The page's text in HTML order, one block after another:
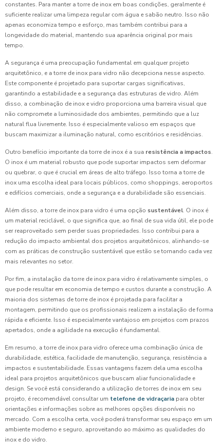
constantes. Para manter a torre de inox em boas condições, geralmente é
suficiente realizar uma limpeza regular com água e sabão neutro. Isso não
apenas economiza tempo e esforço, mas também contribui para a
longevidade do material, mantendo sua aparência original por mais
tempo.
A segurança é uma preocupação fundamental em qualquer projeto
arquitetônico, e a torre de inox para vidro não decepciona nesse aspecto.
Este componente é projetado para suportar cargas significativas,
garantindo a estabilidade e a segurança das estruturas de vidro. Além
disso, a combinação de inox e vidro proporciona uma barreira visual que
não compromete a luminosidade dos ambientes, permitindo que a luz
natural flua livremente. Isso é especialmente valioso em espaços que
buscam maximizar a iluminação natural, como escritórios e residências.
Outro benefício importante da torre de inox é a sua resistência a impactos.
O inox é um material robusto que pode suportar impactos sem deformar
ou quebrar, o que é crucial em áreas de alto tráfego. Isso torna a torre de
inox uma escolha ideal para locais públicos, como shoppings, aeroportos
e edifícios comerciais, onde a segurança e a durabilidade são essenciais.
Além disso, a torre de inox para vidro é uma opção sustentável. O inox é
um material reciclável, o que significa que, ao final de sua vida útil, ele pode
ser reaproveitado sem perder suas propriedades. Isso contribui para a
redução do impacto ambiental dos projetos arquitetônicos, alinhando-se
com as práticas de construção sustentável que estão se tornando cada vez
mais relevantes no setor.
Por fim, a instalação da torre de inox para vidro é relativamente simples, o
que pode resultar em economia de tempo e custos durante a construção. A
maioria dos sistemas de torre de inox é projetada para facilitar a
montagem, permitindo que os profissionais realizem a instalação de forma
rápida e eficiente. Isso é especialmente vantajoso em projetos com prazos
apertados, onde a agilidade na execução é fundamental.
Em resumo, a torre de inox para vidro oferece uma combinação única de
durabilidade, estética, facilidade de manutenção, segurança, resistência a
impactos e sustentabilidade. Essas vantagens fazem dela uma escolha
ideal para projetos arquitetônicos que buscam aliar funcionalidade e
design. Se você está considerando a utilização de torres de inox em seu
projeto, é recomendável consultar um telefone de vidraçaria para obter
orientações e informações sobre as melhores opções disponíveis no
mercado. Com a escolha certa, você poderá transformar seu espaço em um
ambiente moderno e seguro, aproveitando ao máximo as qualidades do
inox e do vidro.